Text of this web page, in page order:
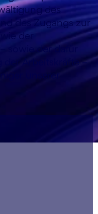
des
des Zugangs zur
der
sowie der dafür
Arbeitskräfte –
unserer